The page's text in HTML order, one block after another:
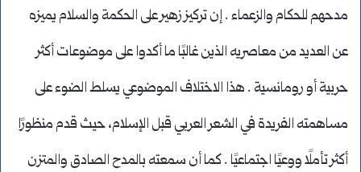
مدحهم للحكام والزعماء . إن تركيز زهير على الحكمة والسلام يميزه
عن العديد من معاصريه الذين غالبًا ما أكدوا على موضوعات أكثر
حربية أو رومانسية . هذا الاختلاف الموضوعي يسلط الضوء على
مساهمته الفريدة في الشعر العربي قبل الإسلام، حيث قدم منظورًا
أكثر تأملًا ووعيًا اجتماعيًا . كما أن سمعته بالمدح الصادق والمتزن